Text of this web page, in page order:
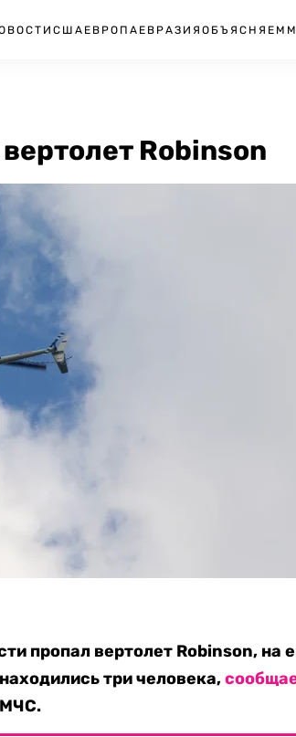
США ЕВРОПА ЕВРАЗИЯ ОБЪЯСНЯЕМ
Robinson
пропал вертолет Robinson, на
три человека,
МЧС.